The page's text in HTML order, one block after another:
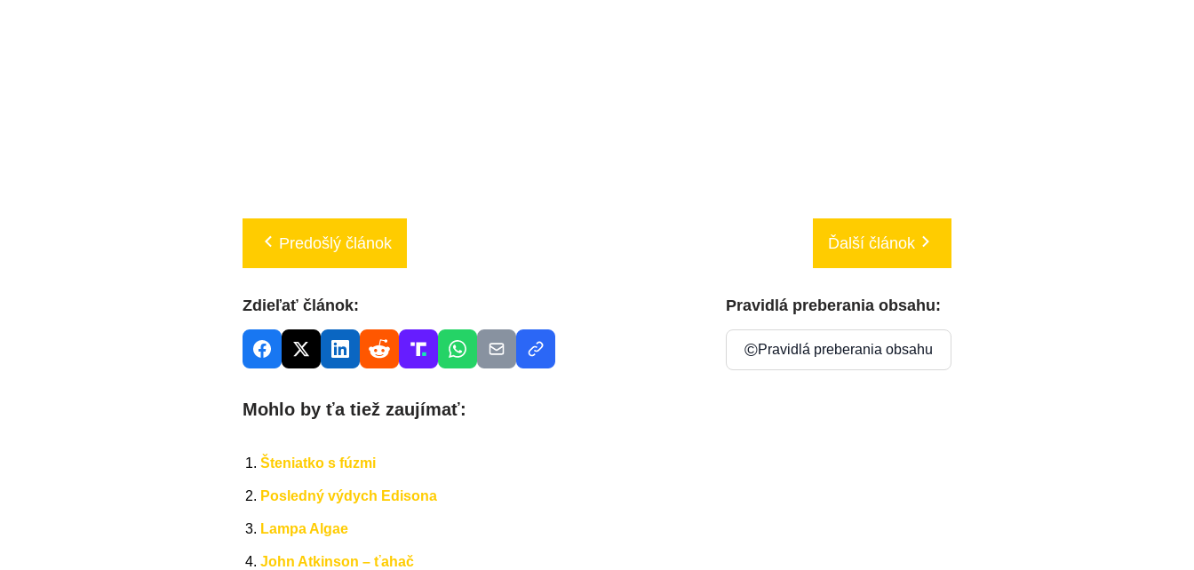
Predošlý článok Ďalší článok
Zdieľať článok: Pravidlá preberania obsahu:
©Pravidlá preberania obsahu
Mohlo by ťa tiež zaujímať:
Šteniatko s fúzmi
Posledný výdych Edisona
Lampa Algae
John Atkinson – ťahač